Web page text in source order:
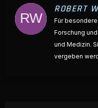
ROBERT
Für
Forschung
und Medizin.
vergeben